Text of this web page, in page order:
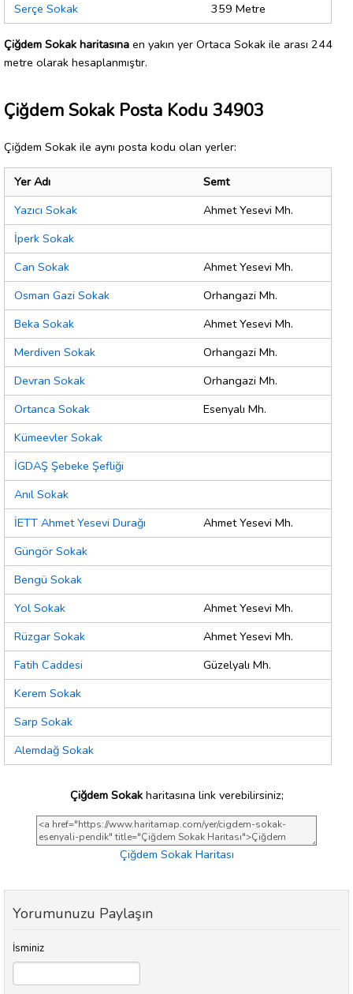
Serçe Sokak
359 Metre
Çiğdem Sokak haritasına en yakın yer Ortaca Sokak ile arası 244
metre olarak hesaplanmıştır.
Çiğdem Sokak Posta Kodu 34903
Çiğdem Sokak ile aynı posta kodu olan yerler:
Yer Adı
Semt
Yazıcı Sokak
Ahmet Yesevi Mh.
İperk Sokak
Can Sokak
Ahmet Yesevi Mh.
Osman Gazi Sokak
Orhangazi Mh.
Beka Sokak
Ahmet Yesevi Mh.
Merdiven Sokak
Orhangazi Mh.
Devran Sokak
Orhangazi Mh.
Ortanca Sokak
Esenyalı Mh.
Kümeevler Sokak
İGDAŞ Şebeke Şefliği
Anıl Sokak
İETT Ahmet Yesevi Durağı
Ahmet Yesevi Mh.
Güngör Sokak
Bengü Sokak
Yol Sokak
Ahmet Yesevi Mh.
Rüzgar Sokak
Ahmet Yesevi Mh.
Fatih Caddesi
Güzelyalı Mh.
Kerem Sokak
Sarp Sokak
Alemdağ Sokak
Çiğdem Sokakharitasına link verebilirsiniz;
Çiğdem Sokak Haritası
Yorumunuzu Paylaşın
İsminiz